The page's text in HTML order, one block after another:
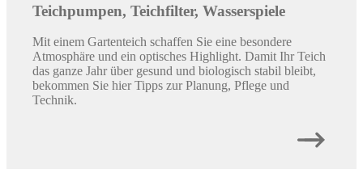
Teichpumpen, Teichfilter, Wasserspiele
Mit einem Gartenteich schaffen Sie eine besondere
Atmosphäre und ein optisches Highlight. Damit Ihr Teich
das ganze Jahr über gesund und biologisch stabil bleibt,
bekommen Sie hier Tipps zur Planung, Pflege und
Technik.